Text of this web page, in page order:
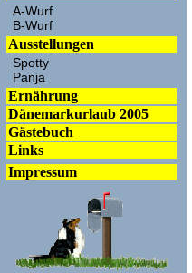
A-Wurf
B-Wurf
Ausstellungen
Spotty
Panja
Ernährung
Dänemarkurlaub 2005
Gästebuch
Links
Impressum